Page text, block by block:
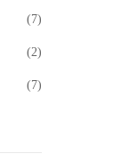
(7)
(2)
(7)